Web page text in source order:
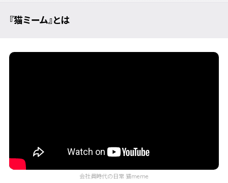
『猫ミーム』とは
会社員時代の日常 猫meme